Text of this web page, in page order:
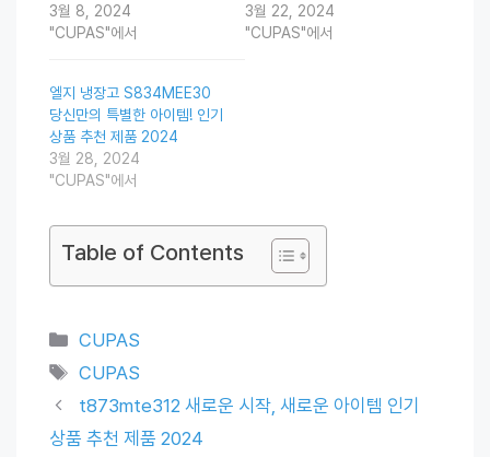
3월 8, 2024
"CUPAS"에서
3월 22, 2024
"CUPAS"에서
엘지 냉장고 S834MEE30
당신만의 특별한 아이템! 인기
상품 추천 제품 2024
3월 28, 2024
"CUPAS"에서
Table of Contents
Categories
CUPAS
Tags
CUPAS
t873mte312 새로운 시작, 새로운 아이템 인기
상품 추천 제품 2024